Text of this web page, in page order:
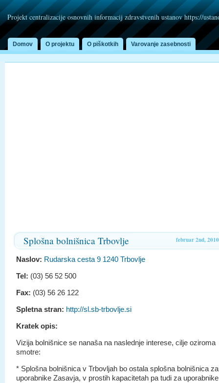
Projekt centralizacije osnovnih informacij zdravstvenih ustanov https://
Domov O projektu O piškotkih Varovanje zasebnosti
februar 2nd, 2010
Splošna bolnišnica Trbovlje
Naslov: Rudarska cesta 9 1240 Trbovlje
Tel: (03) 56 52 500
Fax: (03) 56 26 122
Spletna stran: http://sl.sb-trbovlje.si
Kratek opis:
Vizija bolnišnice se nanaša na naslednje interese, cilje oziroma
smotre:
* Splošna bolnišnica v Trbovljah bo ostala splošna bolnišnica za
uporabnike Zasavja, v prostih kapacitetah pa tudi za